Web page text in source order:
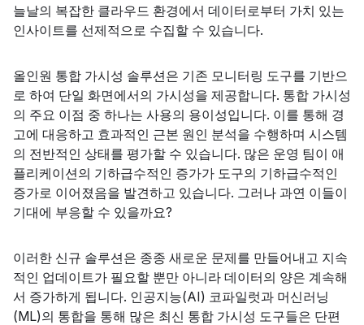
늘날의 복잡한 클라우드 환경에서 데이터로부터 가치 있는
인사이트를 선제적으로 수집할 수 있습니다.
올인원 통합 가시성 솔루션은 기존 모니터링 도구를 기반으
로 하여 단일 화면에서의 가시성을 제공합니다. 통합 가시성
의 주요 이점 중 하나는 사용의 용이성입니다. 이를 통해 경
고에 대응하고 효과적인 근본 원인 분석을 수행하며 시스템
의 전반적인 상태를 평가할 수 있습니다. 많은 운영 팀이 애
플리케이션의 기하급수적인 증가가 도구의 기하급수적인
증가로 이어졌음을 발견하고 있습니다. 그러나 과연 이들이
기대에 부응할 수 있을까요?
이러한 신규 솔루션은 종종 새로운 문제를 만들어내고 지속
적인 업데이트가 필요할 뿐만 아니라 데이터의 양은 계속해
서 증가하게 됩니다. 인공지능(AI) 코파일럿과 머신러닝
(ML)의 통합을 통해 많은 최신 통합 가시성 도구들은 단편